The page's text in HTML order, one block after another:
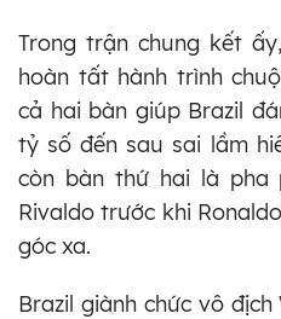
Trong trận chung kết
hoàn tất hành trình
cả hai bàn giúp Brazil
tỷ số đến sau sai lầm
còn bàn thứ hai là pha
Rivaldo trước khi
góc xa.
Brazil giành chức vô